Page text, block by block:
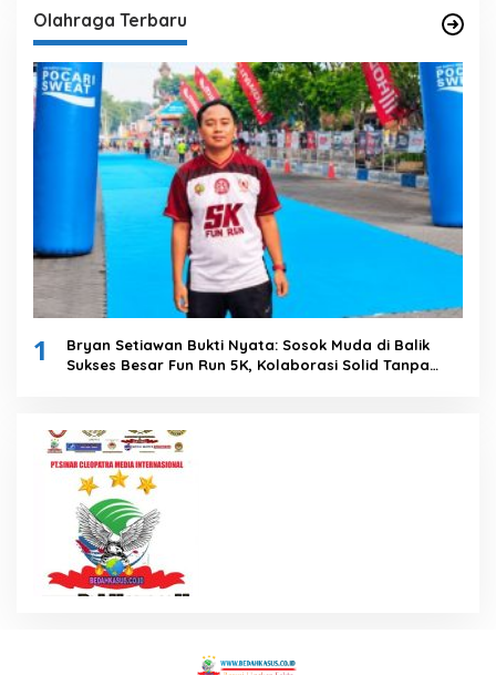
Olahraga Terbaru
1
Bryan Setiawan Bukti Nyata: Sosok Muda di Balik
Sukses Besar Fun Run 5K, Kolaborasi Solid Tanpa